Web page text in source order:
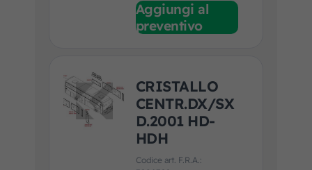
Aggiungi al
preventivo
CRISTALLO
CENTR.DX/SX
D.2001 HD-
HDH
Codice art. F.R.A.: